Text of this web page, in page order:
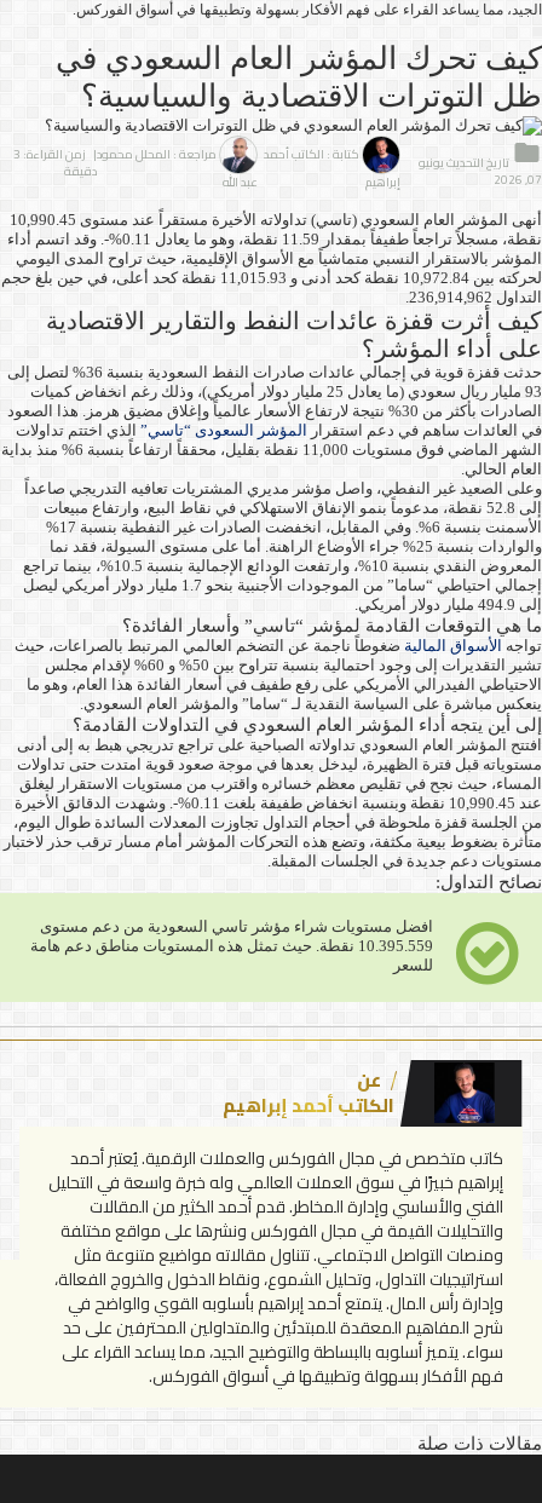
الجيد، مما يساعد القراء على فهم الأفكار بسهولة وتطبيقها في أسواق الفوركس.
كيف تحرك المؤشر العام السعودي في
ظل التوترات الاقتصادية والسياسية؟
تاريخ التحديث يونيو
07, 2026
كتابة : الكاتب أحمد
إبراهيم
مراجعة : المحلل محمود
عبد الله
| زمن القراءة: 3
دقيقة
أنهى المؤشر العام السعودي (تاسي) تداولاته الأخيرة مستقراً عند مستوى 10,990.45
نقطة، مسجلاً تراجعاً طفيفاً بمقدار 11.59 نقطة، وهو ما يعادل 0.11%-. وقد اتسم أداء
المؤشر بالاستقرار النسبي متماشياً مع الأسواق الإقليمية، حيث تراوح المدى اليومي
لحركته بين 10,972.84 نقطة كحد أدنى و 11,015.93 نقطة كحد أعلى، في حين بلغ حجم
التداول 236,914,962.
كيف أثرت قفزة عائدات النفط والتقارير الاقتصادية
على أداء المؤشر؟
حدثت قفزة قوية في إجمالي عائدات صادرات النفط السعودية بنسبة 36% لتصل إلى
93 مليار ريال سعودي (ما يعادل 25 مليار دولار أمريكي)، وذلك رغم انخفاض كميات
الصادرات بأكثر من 30% نتيجة لارتفاع الأسعار عالمياً وإغلاق مضيق هرمز. هذا الصعود
في العائدات ساهم في دعم استقرار المؤشر السعودى “تاسي” الذي اختتم تداولات
الشهر الماضي فوق مستويات 11,000 نقطة بقليل، محققاً ارتفاعاً بنسبة 6% منذ بداية
العام الحالي.
وعلى الصعيد غير النفطي، واصل مؤشر مديري المشتريات تعافيه التدريجي صاعداً
إلى 52.8 نقطة، مدعوماً بنمو الإنفاق الاستهلاكي في نقاط البيع، وارتفاع مبيعات
الأسمنت بنسبة 6%. وفي المقابل، انخفضت الصادرات غير النفطية بنسبة 17%
والواردات بنسبة 25% جراء الأوضاع الراهنة. أما على مستوى السيولة، فقد نما
المعروض النقدي بنسبة 10%، وارتفعت الودائع الإجمالية بنسبة 10.5%، بينما تراجع
إجمالي احتياطي “ساما” من الموجودات الأجنبية بنحو 1.7 مليار دولار أمريكي ليصل
إلى 494.9 مليار دولار أمريكي.
ما هي التوقعات القادمة لمؤشر “تاسي” وأسعار الفائدة؟
تواجه الأسواق المالية ضغوطاً ناجمة عن التضخم العالمي المرتبط بالصراعات، حيث
تشير التقديرات إلى وجود احتمالية بنسبة تتراوح بين 50% و 60% لإقدام مجلس
الاحتياطي الفيدرالي الأمريكي على رفع طفيف في أسعار الفائدة هذا العام، وهو ما
ينعكس مباشرة على السياسة النقدية لـ “ساما” والمؤشر العام السعودي.
إلى أين يتجه أداء المؤشر العام السعودي في التداولات القادمة؟
افتتح المؤشر العام السعودي تداولاته الصباحية على تراجع تدريجي هبط به إلى أدنى
مستوياته قبل فترة الظهيرة، ليدخل بعدها في موجة صعود قوية امتدت حتى تداولات
المساء، حيث نجح في تقليص معظم خسائره واقترب من مستويات الاستقرار ليغلق
عند 10,990.45 نقطة وبنسبة انخفاض طفيفة بلغت 0.11%-. وشهدت الدقائق الأخيرة
من الجلسة قفزة ملحوظة في أحجام التداول تجاوزت المعدلات السائدة طوال اليوم،
متأثرة بضغوط بيعية مكثفة، وتضع هذه التحركات المؤشر أمام مسار ترقب حذر لاختبار
مستويات دعم جديدة في الجلسات المقبلة.
نصائح التداول:
افضل مستويات شراء مؤشر تاسي السعودية من دعم مستوى
10.395.559 نقطة. حيث تمثل هذه المستويات مناطق دعم هامة
للسعر
عن
الكاتب أحمد إبراهيم
كاتب متخصص في مجال الفوركس والعملات الرقمية. يُعتبر أحمد
إبراهيم خبيرًا في سوق العملات العالمي وله خبرة واسعة في التحليل
الفني والأساسي وإدارة المخاطر. قدم أحمد الكثير من المقالات
والتحليلات القيمة في مجال الفوركس ونشرها على مواقع مختلفة
ومنصات التواصل الاجتماعي. تتناول مقالاته مواضيع متنوعة مثل
استراتيجيات التداول، وتحليل الشموع، ونقاط الدخول والخروج الفعالة،
وإدارة رأس المال. يتمتع أحمد إبراهيم بأسلوبه القوي والواضح في
شرح المفاهيم المعقدة للمبتدئين والمتداولين المحترفين على حد
سواء. يتميز أسلوبه بالبساطة والتوضيح الجيد، مما يساعد القراء على
فهم الأفكار بسهولة وتطبيقها في أسواق الفوركس.
مقالات ذات صلة